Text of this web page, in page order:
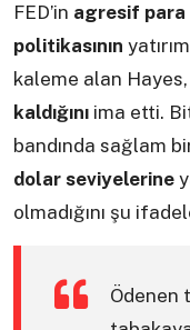
FED’in agresif para
politikasının
kaleme alan
kaldığını ima etti.
bandında sağlam
dolar seviyelerine
olmadığını şu
Ödenen